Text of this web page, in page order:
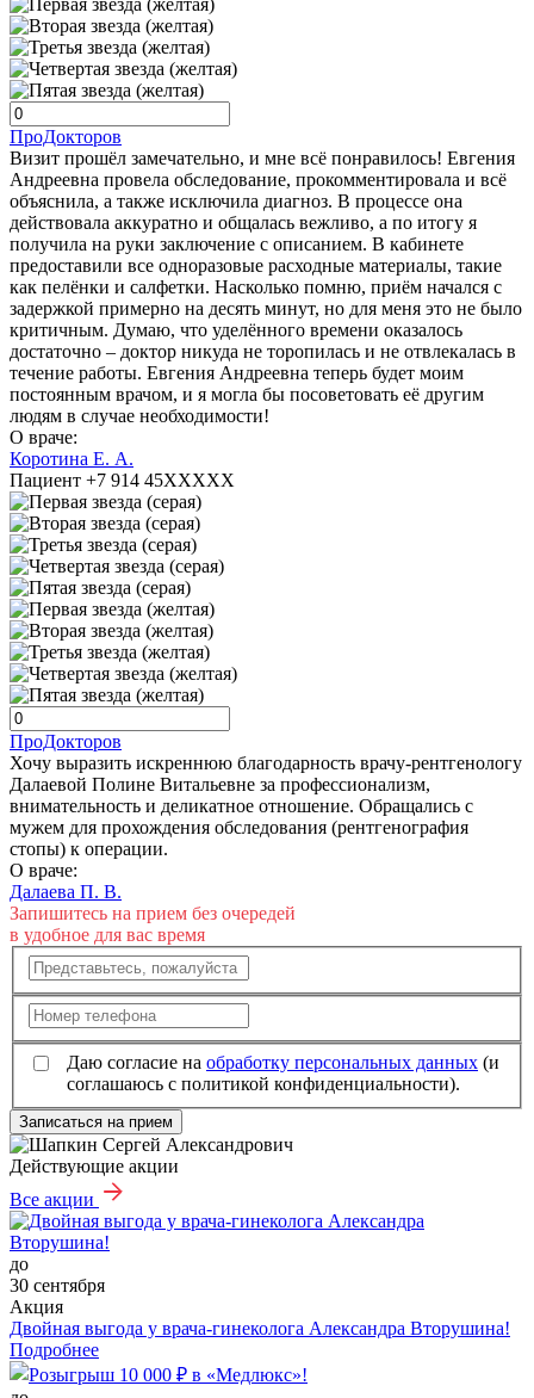
ПроДокторов
Визит прошёл замечательно, и мне всё понравилось! Евгения
Андреевна провела обследование, прокомментировала и всё
объяснила, а также исключила диагноз. В процессе она
действовала аккуратно и общалась вежливо, а по итогу я
получила на руки заключение с описанием. В кабинете
предоставили все одноразовые расходные материалы, такие
как пелёнки и салфетки. Насколько помню, приём начался с
задержкой примерно на десять минут, но для меня это не было
критичным. Думаю, что уделённого времени оказалось
достаточно – доктор никуда не торопилась и не отвлекалась в
течение работы. Евгения Андреевна теперь будет моим
постоянным врачом, и я могла бы посоветовать её другим
людям в случае необходимости!
О враче:
Коротина Е. А.
Пациент +7 914 45XXXXX
ПроДокторов
Хочу выразить искреннюю благодарность врачу-рентгенологу
Далаевой Полине Витальевне за профессионализм,
внимательность и деликатное отношение. Обращались с
мужем для прохождения обследования (рентгенография
стопы) к операции.
О враче:
Далаева П. В.
Запишитесь на прием без очередей
в удобное для вас время
Даю согласие на обработку персональных данных (и
соглашаюсь с политикой конфиденциальности).
Записаться на прием
Действующие акции
Все акции
до
30 сентября
Акция
Двойная выгода у врача‑гинеколога Александра Вторушина!
Подробнее